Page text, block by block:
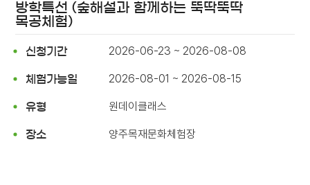
방학특선 (숲해설과 함께하는 뚝딱뚝딱
목공체험)
신청기간 2026-06-23 ~ 2026-08-08
체험가능일 2026-08-01 ~ 2026-08-15
유형 원데이클래스
장소 양주목재문화체험장